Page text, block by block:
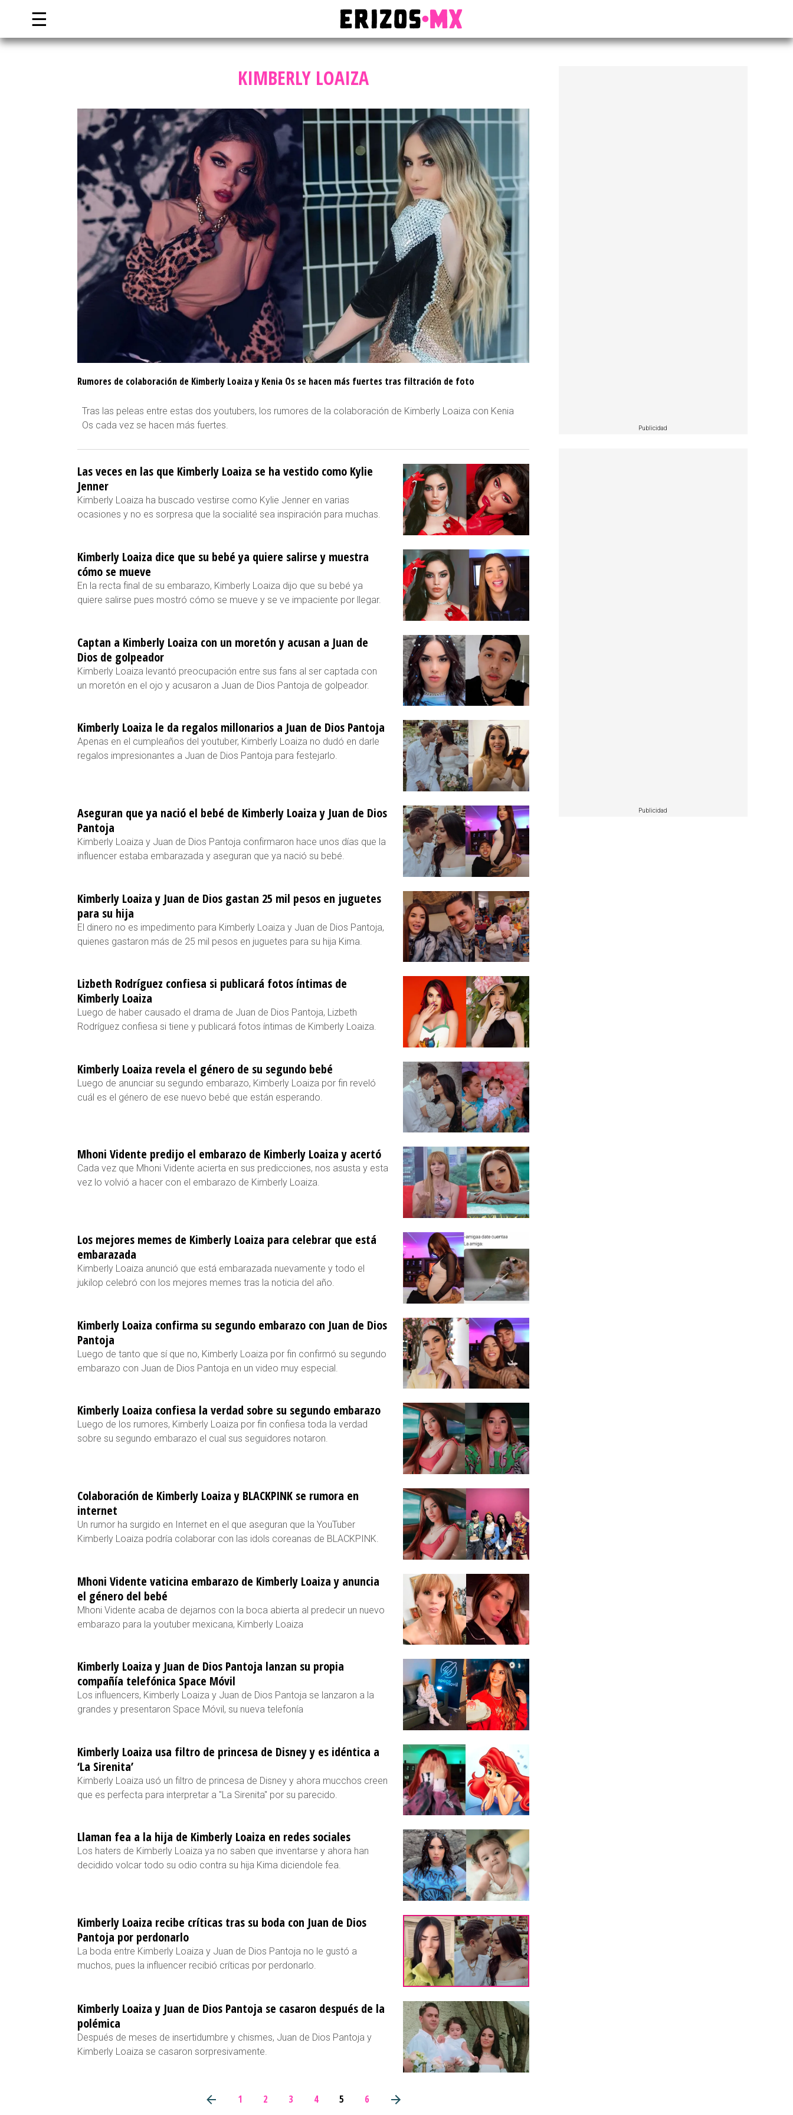
☰
KIMBERLY LOAIZA
Rumores de colaboración de Kimberly Loaiza y Kenia Os se hacen más fuertes tras filtración de foto
Tras las peleas entre estas dos youtubers, los rumores de la colaboración de Kimberly Loaiza con Kenia
Os cada vez se hacen más fuertes.
Las veces en las que Kimberly Loaiza se ha vestido como Kylie
Jenner
Kimberly Loaiza ha buscado vestirse como Kylie Jenner en varias
ocasiones y no es sorpresa que la socialité sea inspiración para muchas.
Kimberly Loaiza dice que su bebé ya quiere salirse y muestra
cómo se mueve
En la recta final de su embarazo, Kimberly Loaiza dijo que su bebé ya
quiere salirse pues mostró cómo se mueve y se ve impaciente por llegar.
Captan a Kimberly Loaiza con un moretón y acusan a Juan de
Dios de golpeador
Kimberly Loaiza levantó preocupación entre sus fans al ser captada con
un moretón en el ojo y acusaron a Juan de Dios Pantoja de golpeador.
Kimberly Loaiza le da regalos millonarios a Juan de Dios Pantoja
Apenas en el cumpleaños del youtuber, Kimberly Loaiza no dudó en darle
regalos impresionantes a Juan de Dios Pantoja para festejarlo.
Aseguran que ya nació el bebé de Kimberly Loaiza y Juan de Dios
Pantoja
Kimberly Loaiza y Juan de Dios Pantoja confirmaron hace unos días que la
influencer estaba embarazada y aseguran que ya nació su bebé.
Kimberly Loaiza y Juan de Dios gastan 25 mil pesos en juguetes
para su hija
El dinero no es impedimento para Kimberly Loaiza y Juan de Dios Pantoja,
quienes gastaron más de 25 mil pesos en juguetes para su hija Kima.
Lizbeth Rodríguez confiesa si publicará fotos íntimas de
Kimberly Loaiza
Luego de haber causado el drama de Juan de Dios Pantoja, Lizbeth
Rodríguez confiesa si tiene y publicará fotos íntimas de Kimberly Loaiza.
Kimberly Loaiza revela el género de su segundo bebé
Luego de anunciar su segundo embarazo, Kimberly Loaiza por fin reveló
cuál es el género de ese nuevo bebé que están esperando.
Mhoni Vidente predijo el embarazo de Kimberly Loaiza y acertó
Cada vez que Mhoni Vidente acierta en sus predicciones, nos asusta y esta
vez lo volvió a hacer con el embarazo de Kimberly Loaiza.
Los mejores memes de Kimberly Loaiza para celebrar que está
embarazada
Kimberly Loaiza anunció que está embarazada nuevamente y todo el
jukilop celebró con los mejores memes tras la noticia del año.
Kimberly Loaiza confirma su segundo embarazo con Juan de Dios
Pantoja
Luego de tanto que sí que no, Kimberly Loaiza por fin confirmó su segundo
embarazo con Juan de Dios Pantoja en un video muy especial.
Kimberly Loaiza confiesa la verdad sobre su segundo embarazo
Luego de los rumores, Kimberly Loaiza por fin confiesa toda la verdad
sobre su segundo embarazo el cual sus seguidores notaron.
Colaboración de Kimberly Loaiza y BLACKPINK se rumora en
internet
Un rumor ha surgido en Internet en el que aseguran que la YouTuber
Kimberly Loaiza podría colaborar con las idols coreanas de BLACKPINK.
Mhoni Vidente vaticina embarazo de Kimberly Loaiza y anuncia
el género del bebé
Mhoni Vidente acaba de dejarnos con la boca abierta al predecir un nuevo
embarazo para la youtuber mexicana, Kimberly Loaiza
Kimberly Loaiza y Juan de Dios Pantoja lanzan su propia
compañía telefónica Space Móvil
Los influencers, Kimberly Loaiza y Juan de Dios Pantoja se lanzaron a la
grandes y presentaron Space Móvil, su nueva telefonía
Kimberly Loaiza usa filtro de princesa de Disney y es idéntica a
‘La Sirenita’
Kimberly Loaiza usó un filtro de princesa de Disney y ahora mucchos creen
que es perfecta para interpretar a "La Sirenita" por su parecido.
Llaman fea a la hija de Kimberly Loaiza en redes sociales
Los haters de Kimberly Loaiza ya no saben que inventarse y ahora han
decidido volcar todo su odio contra su hija Kima diciendole fea.
Kimberly Loaiza recibe críticas tras su boda con Juan de Dios
Pantoja por perdonarlo
La boda entre Kimberly Loaiza y Juan de Dios Pantoja no le gustó a
muchos, pues la influencer recibió críticas por perdonarlo.
Kimberly Loaiza y Juan de Dios Pantoja se casaron después de la
polémica
Después de meses de insertidumbre y chismes, Juan de Dios Pantoja y
Kimberly Loaiza se casaron sorpresivamente.
1 2 3 4 5 6
Publicidad
Publicidad